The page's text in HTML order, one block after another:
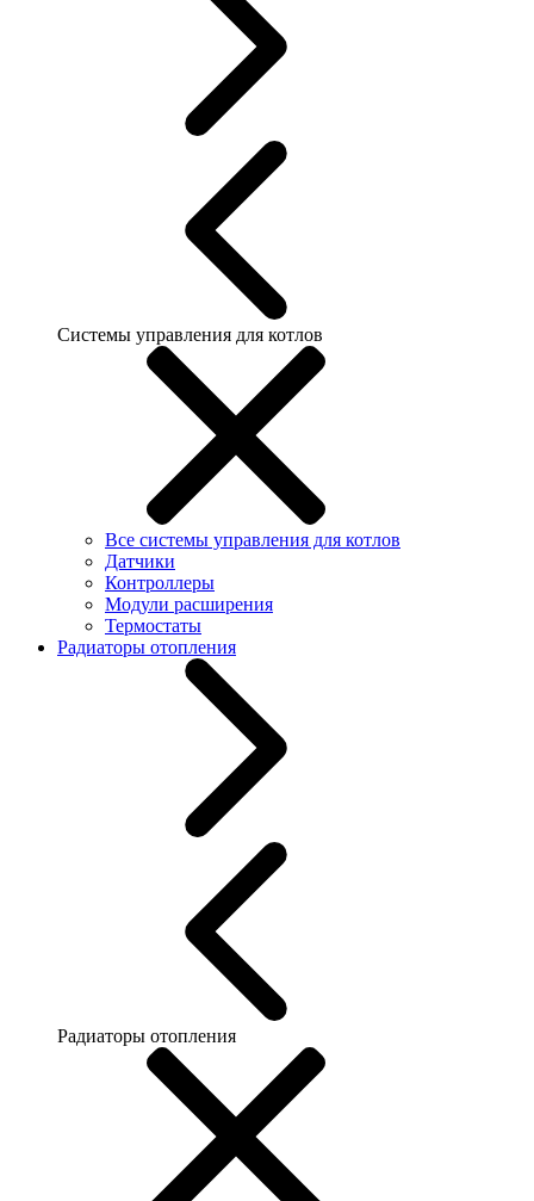
Системы управления для котлов
Все системы управления для котлов
Датчики
Контроллеры
Модули расширения
Термостаты
Радиаторы отопления
Радиаторы отопления